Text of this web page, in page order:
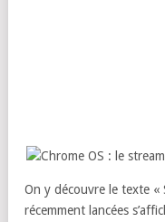
On y découvre le texte «
récemment lancées